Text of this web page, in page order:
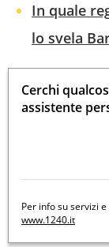
In quale
lo svela
Cerchi
assistente
Per info su servizi
www.1240.it